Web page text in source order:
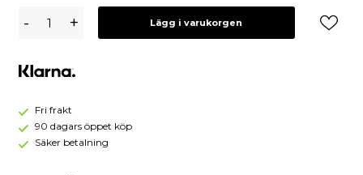
Svedbom
Armband
Crystal
Guld
- + Lägg i varukorgen
Fri frakt
90 dagars öppet köp
Säker betalning